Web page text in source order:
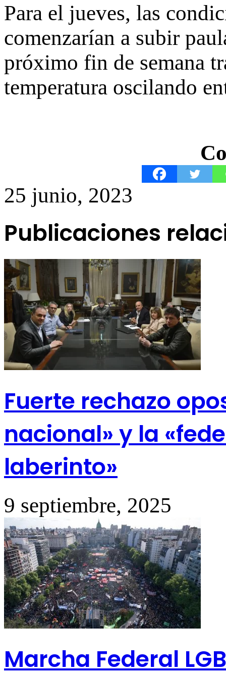
Para el jueves, las
comenzarían a subir
próximo fin de semana
temperatura oscilando
25 junio, 2023
Publicaciones
Fuerte rechazo
nacional» y la
laberinto»
9 septiembre, 2025
Marcha Federal